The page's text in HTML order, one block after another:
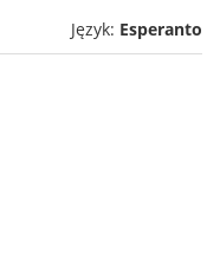
Język: Esperanto